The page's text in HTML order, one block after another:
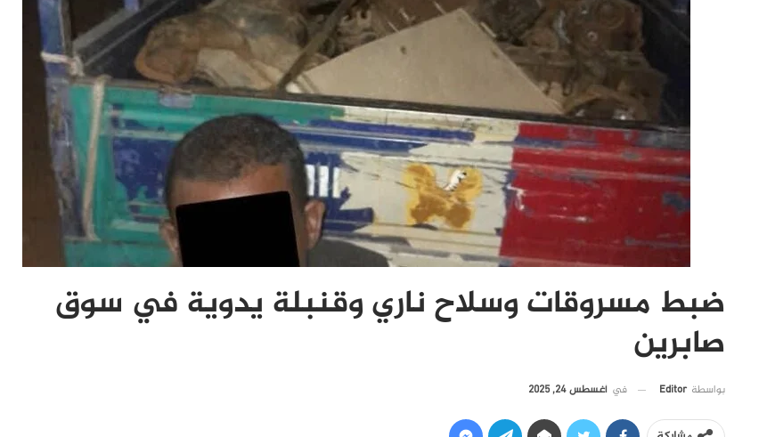
ضبط مسروقات وسلاح ناري وقنبلة يدوية في سوق
صابرين
بواسطة Editor في أغسطس 24, 2025